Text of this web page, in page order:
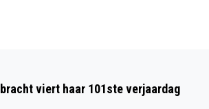
IN
IN HUIS
viert haar 101ste verjaardag